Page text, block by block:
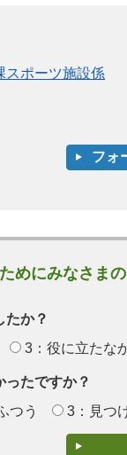
スポーツ施設係
めにみなさま
たか？
3：役に立たな
ったですか？
つう 3：見つ